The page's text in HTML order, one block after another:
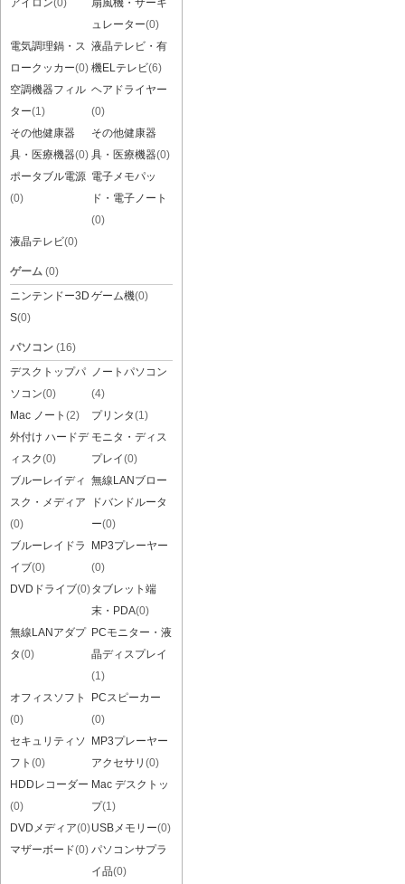
アイロン(0)
扇風機・サーキ
ュレーター(0)
電気調理鍋・ス
ロークッカー(0)
液晶テレビ・有
機ELテレビ(6)
空調機器フィル
ター(1)
ヘアドライヤー
(0)
その他健康器
具・医療機器(0)
その他健康器
具・医療機器(0)
ポータブル電源
(0)
電子メモパッ
ド・電子ノート
(0)
液晶テレビ(0)
ゲーム (0)
ニンテンドー3D
S(0)
ゲーム機(0)
パソコン (16)
デスクトップパ
ソコン(0)
ノートパソコン
(4)
Mac ノート (2) プリンタ(1)
外付け ハードデ
ィスク(0)
モニタ・ディス
プレイ(0)
ブルーレイディ
スク・メディア
(0)
無線LANブロー
ドバンドルータ
ー(0)
ブルーレイドラ
イブ(0)
MP3プレーヤー
(0)
DVDドライブ(0)タブレット端
末・PDA(0)
無線LANアダプ
タ(0)
PCモニター・液
晶ディスプレイ
(1)
オフィスソフト
(0)
PCスピーカー
(0)
セキュリティソ
フト (0)
MP3プレーヤー
アクセサリ (0)
HDDレコーダー
(0)
Mac デスクトッ
プ(1)
DVDメディア(0)USBメモリー(0)
マザーボード(0) パソコンサプラ
イ品(0)